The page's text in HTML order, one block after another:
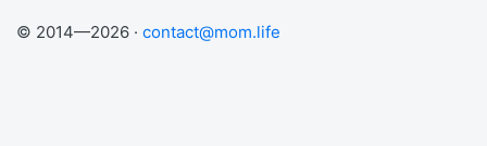
© 2014—2026 · contact@mom.life